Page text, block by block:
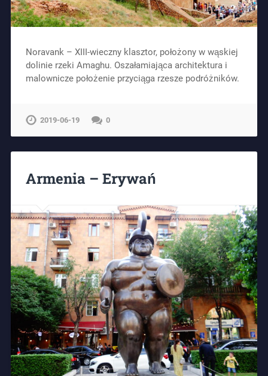
Noravank – XIII-wieczny klasztor, położony w wąskiej
dolinie rzeki Amaghu. Oszałamiająca architektura i
malownicze położenie przyciąga rzesze podróżników.
2019-06-19 0
Armenia – Erywań